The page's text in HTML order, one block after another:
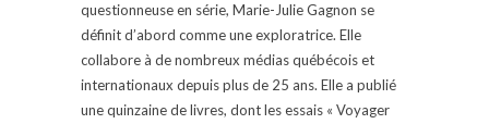
questionneuse en série, Marie-Julie Gagnon se
définit d’abord comme une exploratrice. Elle
collabore à de nombreux médias québécois et
internationaux depuis plus de 25 ans. Elle a publié
une quinzaine de livres, dont les essais « Voyager